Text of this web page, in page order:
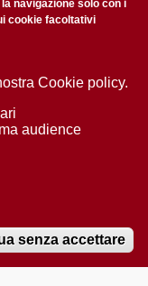
2012 del 18 giugno
navigazione solo con i
cookie facoltativi
Cookie policy.
audience
senza accettare